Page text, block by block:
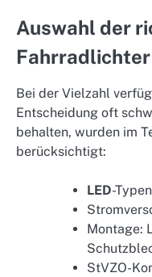
Auswahl der
Fahrradlichter
Bei der Vielzahl
Entscheidung oft
behalten, wurden im
berücksichtigt:
LED-
Montage:
StVZO-